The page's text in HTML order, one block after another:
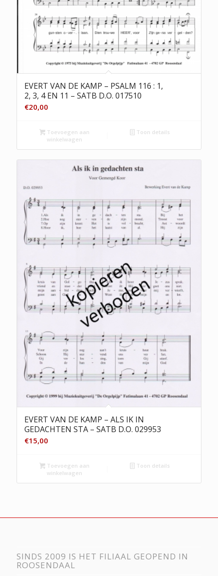
EVERT VAN DE KAMP – PSALM 116 : 1,
2, 3, 4 EN 11 – SATB D.O. 017510
€20,00
Toevoegen aan
winkelwagen
Toon details
EVERT VAN DE KAMP – ALS IK IN
GEDACHTEN STA – SATB D.O. 029953
€15,00
Toevoegen aan
winkelwagen
Toon details
SINDS 2009 IS HET FILIAAL GEOPEND IN
ROOSENDAAL